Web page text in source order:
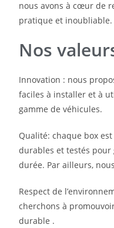
nous avons à cœur de
pratique et inoubliable.
Nos
Innovation : nous
faciles à installer et à
gamme de véhicules.
Qualité: chaque box
durables et testés
durée. Par ailleurs,
Respect de
cherchons à
durable .